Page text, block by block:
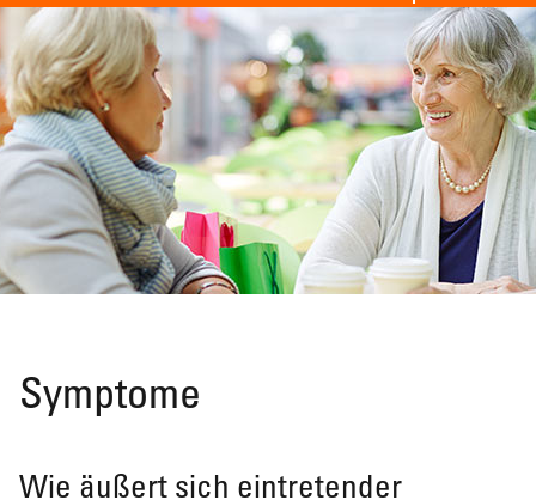
Symptome
Wie äußert sich eintretender